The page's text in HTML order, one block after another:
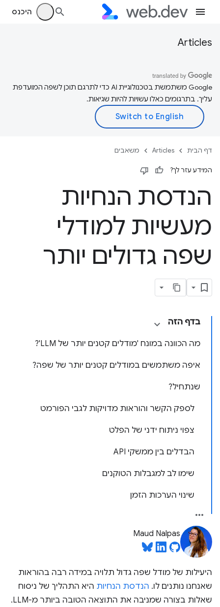
היכנס
Articles
‫Google משתמשת בטכנולוגיית AI כדי לתרגם תוכן לשפה המועדפת
עליך. בתרגומים כאלו עשויות להיות שגיאות.
דף הבית Articles משאבים
המידע עזר לך?
הנדסת הנחיות
מעשיות למודלי
שפה גדולים יותר
בדף הזה
מה הכוונה במונח 'מודלים קטנים יותר של LLM'?
איפה משתמשים במודלים קטנים יותר של שפה?
שנתחיל?
לספק הקשר והוראות מדויקות לגבי הפורמט
צפוי ניתוח ידני של הפלט
הבדלים בין ממשקי API
שימו לב למגבלות הטוקנים
שינוי הערכות הזמן
Maud Nalpas
היעילות של מודל שפה גדול תלויה במידה רבה בהוראות
שאנחנו נותנים לו. הנדסת הנחיות היא התהליך של ניסוח
שאלות בצורה שמניבה את התוצאה הטובה ביותר מ-LLM.